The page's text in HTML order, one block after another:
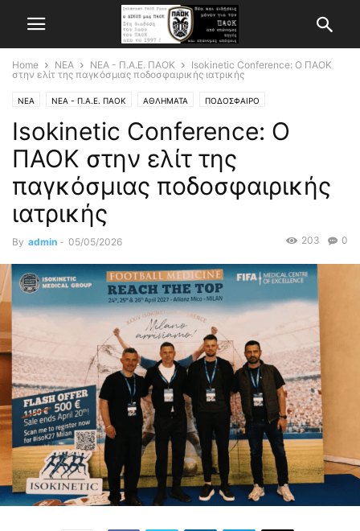
Home ΝΕΑ ΝΕΑ - Π.Α.Ε. ΠΑΟΚ
Isokinetic Conference: Ο ΠΑΟΚ
στην ελίτ της παγκόσμιας ποδοσφαιρικής ιατρικής
ΝΕΑ ΝΕΑ - Π.Α.Ε. ΠΑΟΚ ΑΘΛΗΜΑΤΑ ΠΟΔΟΣΦΑΙΡΟ
Isokinetic Conference: Ο
ΠΑΟΚ στην ελίτ της
παγκόσμιας ποδοσφαιρικής
ιατρικής
By admin - 05/05/2026 0
203